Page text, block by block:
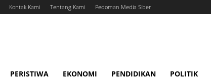
Kontak Kami Tentang Kami Pedoman Media Siber
PERISTIWA EKONOMI PENDIDIKAN POLITIK